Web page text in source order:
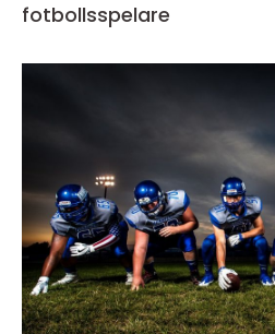
fotbollsspelare